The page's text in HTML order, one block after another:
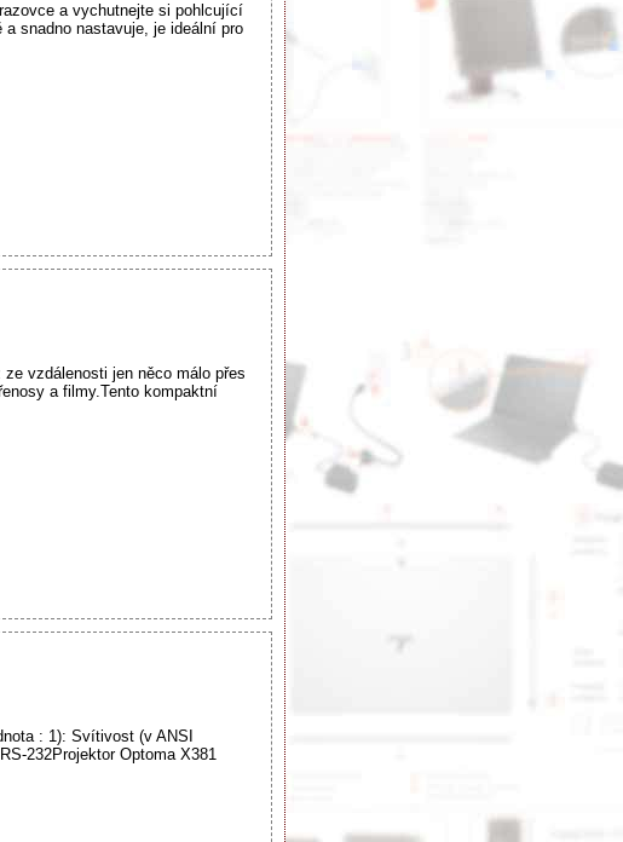
a vychutnejte si pohlcující
snadno nastavuje, je ideální pro
vzdálenosti jen něco málo přes
a filmy.Tento kompaktní
: 1): Svítivost (v ANSI
232Projektor Optoma X381